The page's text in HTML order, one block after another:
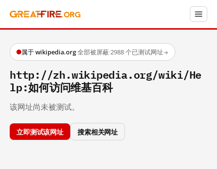
属于 wikipedia.org·全部被屏蔽·2988 个已测试网址→
http://zh.wikipedia.org/wiki/He
lp:如何访问维基百科
该网址尚未被测试。
立即测试该网址 搜索相关网址